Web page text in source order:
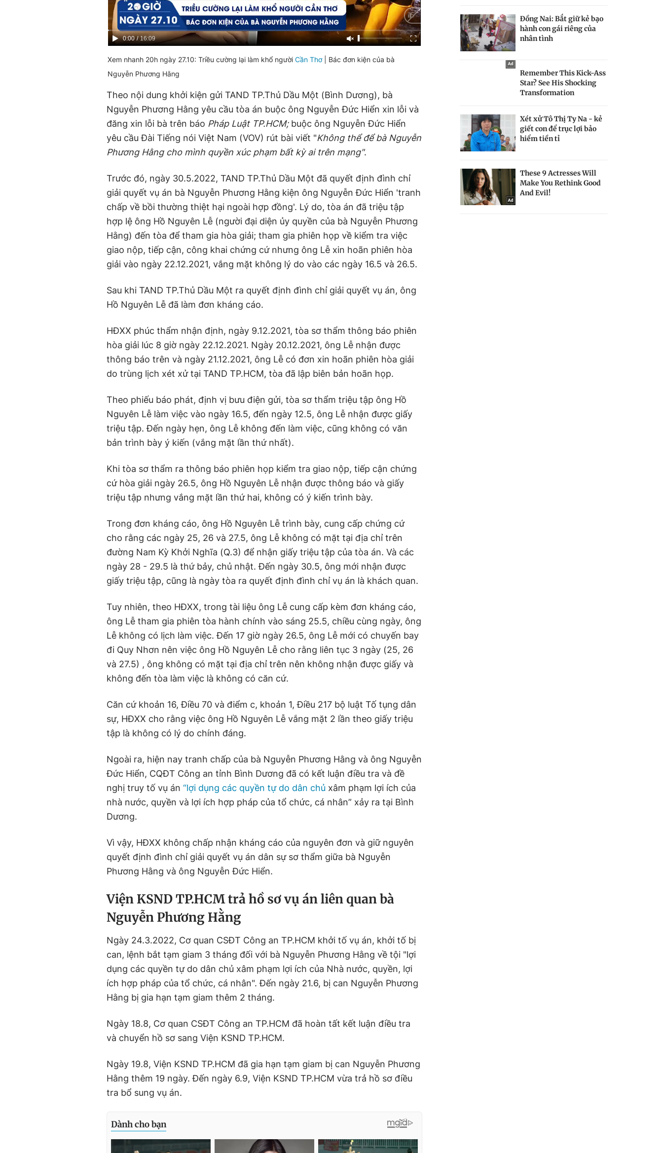
Current
0:00 / Duration
16:09
Xem nhanh 20h ngày 27.10: Triều cường lại làm khổ người Cần Thơ| Bác đơn kiện của bà
Nguyễn Phương Hằng
Theo nội dung khởi kiện gửi TAND TP.Thủ Dầu Một (Bình Dương), bà
Nguyễn Phương Hằng yêu cầu tòa án buộc ông Nguyễn Đức Hiển xin lỗi và
đăng xin lỗi bà trên báo Pháp Luật TP.HCM;buộc ông Nguyễn Đức Hiển
yêu cầu Đài Tiếng nói Việt Nam (VOV) rút bài viết "Không thể để bà Nguyễn
Phương Hằng cho mình quyền xúc phạm bất kỳ ai trên mạng".
Trước đó, ngày 30.5.2022, TAND TP.Thủ Dầu Một đã quyết định đình chỉ
giải quyết vụ án bà Nguyễn Phương Hằng kiện ông Nguyễn Đức Hiển 'tranh
chấp về bồi thường thiệt hại ngoài hợp đồng'. Lý do, tòa án đã triệu tập
hợp lệ ông Hồ Nguyên Lễ (người đại diện ủy quyền của bà Nguyễn Phương
Hằng) đến tòa để tham gia hòa giải; tham gia phiên họp về kiểm tra việc
giao nộp, tiếp cận, công khai chứng cứ nhưng ông Lễ xin hoãn phiên hòa
giải vào ngày 22.12.2021, vắng mặt không lý do vào các ngày 16.5 và 26.5.
Sau khi TAND TP.Thủ Dầu Một ra quyết định đình chỉ giải quyết vụ án, ông
Hồ Nguyên Lễ đã làm đơn kháng cáo.
HĐXX phúc thẩm nhận định, ngày 9.12.2021, tòa sơ thẩm thông báo phiên
hòa giải lúc 8 giờ ngày 22.12.2021. Ngày 20.12.2021, ông Lễ nhận được
thông báo trên và ngày 21.12.2021, ông Lễ có đơn xin hoãn phiên hòa giải
do trùng lịch xét xử tại TAND TP.HCM, tòa đã lập biên bản hoãn họp.
Theo phiếu báo phát, định vị bưu điện gửi, tòa sơ thẩm triệu tập ông Hồ
Nguyên Lễ làm việc vào ngày 16.5, đến ngày 12.5, ông Lễ nhận được giấy
triệu tập. Đến ngày hẹn, ông Lễ không đến làm việc, cũng không có văn
bản trình bày ý kiến (vắng mặt lần thứ nhất).
Khi tòa sơ thẩm ra thông báo phiên họp kiểm tra giao nộp, tiếp cận chứng
cứ hòa giải ngày 26.5, ông Hồ Nguyên Lễ nhận được thông báo và giấy
triệu tập nhưng vắng mặt lần thứ hai, không có ý kiến trình bày.
Trong đơn kháng cáo, ông Hồ Nguyên Lễ trình bày, cung cấp chứng cứ
cho rằng các ngày 25, 26 và 27.5, ông Lễ không có mặt tại địa chỉ trên
đường Nam Kỳ Khởi Nghĩa (Q.3) để nhận giấy triệu tập của tòa án. Và các
ngày 28 - 29.5 là thứ bảy, chủ nhật. Đến ngày 30.5, ông mới nhận được
giấy triệu tập, cũng là ngày tòa ra quyết định đình chỉ vụ án là khách quan.
Tuy nhiên, theo HĐXX, trong tài liệu ông Lễ cung cấp kèm đơn kháng cáo,
ông Lễ tham gia phiên tòa hành chính vào sáng 25.5, chiều cùng ngày, ông
Lễ không có lịch làm việc. Đến 17 giờ ngày 26.5, ông Lễ mới có chuyến bay
đi Quy Nhơn nên việc ông Hồ Nguyên Lễ cho rằng liên tục 3 ngày (25, 26
và 27.5) , ông không có mặt tại địa chỉ trên nên không nhận được giấy và
không đến tòa làm việc là không có căn cứ.
Căn cứ khoản 16, Điều 70 và điểm c, khoản 1, Điều 217 bộ luật Tố tụng dân
sự, HĐXX cho rằng việc ông Hồ Nguyên Lễ vắng mặt 2 lần theo giấy triệu
tập là không có lý do chính đáng.
Ngoài ra, hiện nay tranh chấp của bà Nguyễn Phương Hằng và ông Nguyễn
Đức Hiển, CQĐT Công an tỉnh Bình Dương đã có kết luận điều tra và đề
nghị truy tố vụ án “lợi dụng các quyền tự do dân chủ xâm phạm lợi ích của
nhà nước, quyền và lợi ích hợp pháp của tổ chức, cá nhân” xảy ra tại Bình
Dương.
Vì vậy, HĐXX không chấp nhận kháng cáo của nguyên đơn và giữ nguyên
quyết định đình chỉ giải quyết vụ án dân sự sơ thẩm giữa bà Nguyễn
Phương Hằng và ông Nguyễn Đức Hiển.
Viện KSND TP.HCM trả hồ sơ vụ án liên quan bà
Nguyễn Phương Hằng
Ngày 24.3.2022, Cơ quan CSĐT Công an TP.HCM khởi tố vụ án, khởi tố bị
can, lệnh bắt tạm giam 3 tháng đối với bà Nguyễn Phương Hằng về tội "lợi
dụng các quyền tự do dân chủ xâm phạm lợi ích của Nhà nước, quyền, lợi
ích hợp pháp của tổ chức, cá nhân". Đến ngày 21.6, bị can Nguyễn Phương
Hằng bị gia hạn tạm giam thêm 2 tháng.
Ngày 18.8, Cơ quan CSĐT Công an TP.HCM đã hoàn tất kết luận điều tra
và chuyển hồ sơ sang Viện KSND TP.HCM.
Ngày 19.8, Viện KSND TP.HCM đã gia hạn tạm giam bị can Nguyễn Phương
Hằng thêm 19 ngày. Đến ngày 6.9, Viện KSND TP.HCM vừa trả hồ sơ điều
tra bổ sung vụ án.